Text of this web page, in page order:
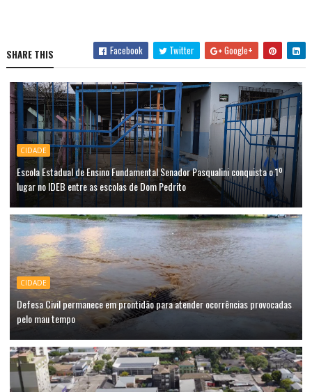
SHARE THIS Facebook Twitter Google+
CIDADE
Escola Estadual de Ensino Fundamental Senador Pasqualini conquista o 1º
lugar no IDEB entre as escolas de Dom Pedrito
CIDADE
Defesa Civil permanece em prontidão para atender ocorrências provocadas
pelo mau tempo